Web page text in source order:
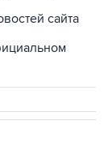
сайта